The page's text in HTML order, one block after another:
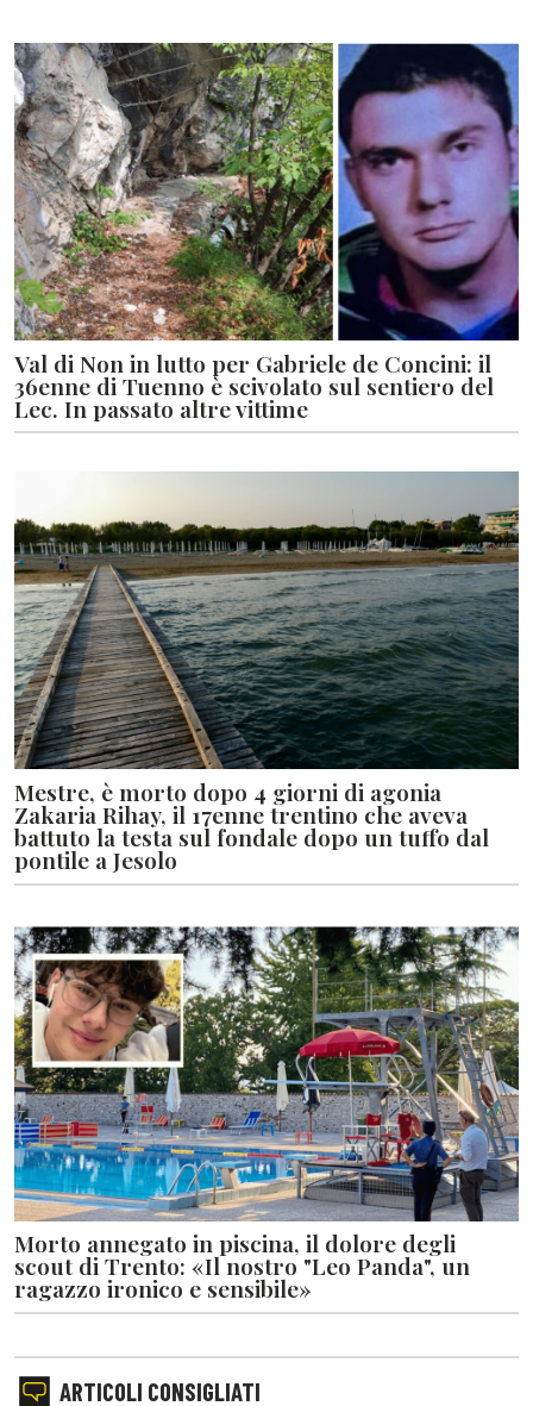
Val di Non in lutto per Gabriele de Concini: il
36enne di Tuenno è scivolato sul sentiero del
Lec. In passato altre vittime
Mestre, è morto dopo 4 giorni di agonia
Zakaria Rihay, il 17enne trentino che aveva
battuto la testa sul fondale dopo un tuffo dal
pontile a Jesolo
Morto annegato in piscina, il dolore degli
scout di Trento: «Il nostro "Leo Panda", un
ragazzo ironico e sensibile»
ARTICOLI CONSIGLIATI